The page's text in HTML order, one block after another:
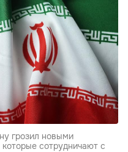
грозил новыми
сотрудничают с